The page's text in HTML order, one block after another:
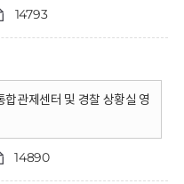
14793
관제센터 및 경찰 상황실 영
14890